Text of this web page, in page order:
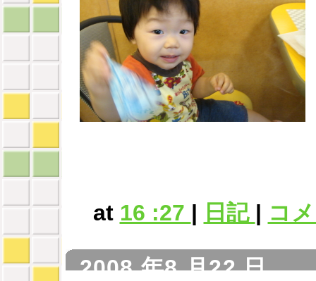
at 16 :27 | 日記 | コ
2008 年8 月22 日